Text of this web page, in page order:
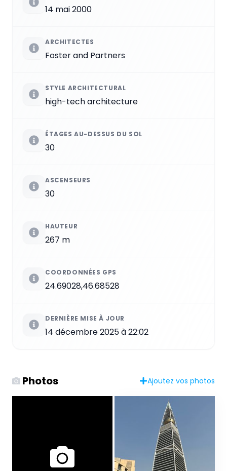
14 mai 2000
ARCHITECTES
Foster and Partners
STYLE ARCHITECTURAL
high-tech architecture
ÉTAGES AU-DESSUS DU SOL
30
ASCENSEURS
30
HAUTEUR
267 m
COORDONNÉES GPS
24.69028,46.68528
DERNIÈRE MISE À JOUR
14 décembre 2025 à 22:02
Photos Ajoutez vos photos